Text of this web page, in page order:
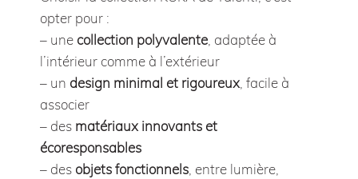
opter pour :
– une collection polyvalente, adaptée à
l’intérieur comme à l’extérieur
– un design minimal et rigoureux, facile à
associer
– des matériaux innovants et
écoresponsables
– des objets fonctionnels, entre lumière,